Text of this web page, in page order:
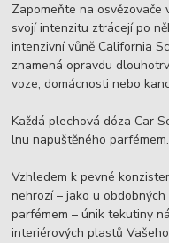
Zapomeňte na
svojí intenzitu ztrácejí po
intenzivní vůně California
znamená opravdu
voze, domácnosti nebo
Každá plechová dóza Car
lnu napuštěného parfémem.
Vzhledem k pevné
nehrozí – jako u
parfémem – únik tekutiny
interiérových plastů